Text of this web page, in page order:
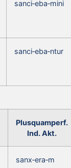
sanci‑eba‑mini
sanci‑eba‑ntur
Plusquamperf.
Ind. Akt.
sanx‑era‑m